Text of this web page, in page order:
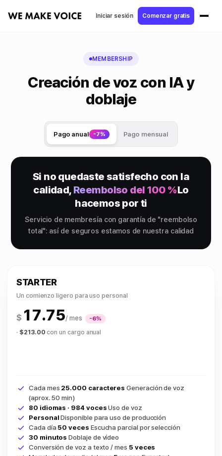
Iniciar sesión Comenzar gratis
MEMBERSHIP
Creación de voz con IA y
doblaje
Pago anual -7% Pago mensual
Si no quedaste satisfecho con la
calidad, Reembolso del 100 %Lo
hacemos por ti
Servicio de membresía con garantía de "reembolso
total": así de seguros estamos de nuestra calidad
STARTER
Un comienzo ligero para uso personal
$ 17.75/ mes -6%
· $213.00 con un cargo anual
Cada mes 25.000 caracteres Generación de voz
(aprox. 50 min)
80 idiomas · 984 vocesUso de voz
PersonalDisponible para uso de producción
Cada día 50 veces Escucha parcial por selección
30 minutos Doblaje de vídeo
Conversión de voz a texto / mes 5 veces